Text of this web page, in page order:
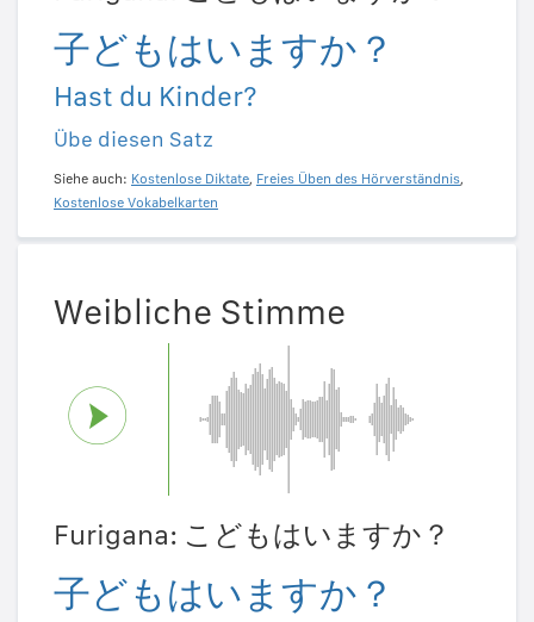
子どもはいますか？
Hast du Kinder?
Übe diesen Satz
Siehe auch: Kostenlose Diktate, Freies Üben des Hörverständnis,
Kostenlose Vokabelkarten
Weibliche Stimme
Furigana: こどもはいますか？
子どもはいますか？